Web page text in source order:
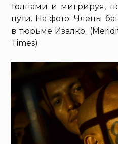
толпами и мигрируя,
пути. На фото: Члены
в тюрьме Изалко.
Times)